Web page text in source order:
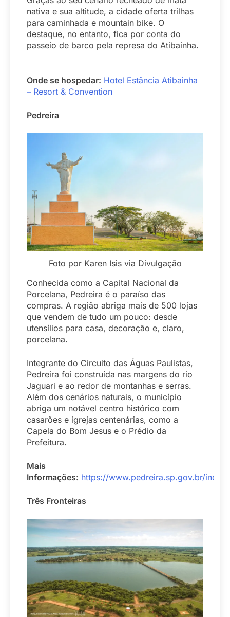
nativa e sua altitude, a cidade oferta trilhas
para caminhada e mountain bike. O
destaque, no entanto, fica por conta do
passeio de barco pela represa do Atibainha.
Onde se hospedar: Hotel Estância Atibainha
– Resort & Convention
Pedreira
Foto por Karen Isis via Divulgação
Conhecida como a Capital Nacional da
Porcelana, Pedreira é o paraíso das
compras. A região abriga mais de 500 lojas
que vendem de tudo um pouco: desde
utensílios para casa, decoração e, claro,
porcelana.
Integrante do Circuito das Águas Paulistas,
Pedreira foi construída nas margens do rio
Jaguari e ao redor de montanhas e serras.
Além dos cenários naturais, o município
abriga um notável centro histórico com
casarões e igrejas centenárias, como a
Capela do Bom Jesus e o Prédio da
Prefeitura.
Mais
Informações: https://www.pedreira.sp.gov.br/
Três Fronteiras